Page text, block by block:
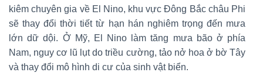
kiêm chuyên gia về El Nino, khu vực Đông Bắc châu Phi
sẽ thay đổi thời tiết từ hạn hán nghiêm trọng đến mưa
lớn dữ dội. Ở Mỹ, El Nino làm tăng mưa bão ở phía
Nam, nguy cơ lũ lụt do triều cường, tảo nở hoa ở bờ Tây
và thay đổi mô hình di cư của sinh vật biển.